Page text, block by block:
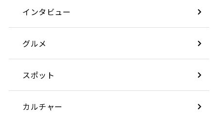
インタビュー
グルメ
スポット
カルチャー